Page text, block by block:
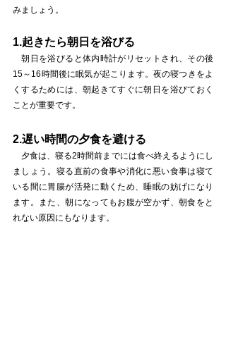
みましょう。
1.起きたら朝日を浴びる
朝日を浴びると体内時計がリセットされ、その後
15～16時間後に眠気が起こります。夜の寝つきをよ
くするためには、朝起きてすぐに朝日を浴びておく
ことが重要です。
2.遅い時間の夕食を避ける
夕食は、寝る2時間前までには食べ終えるようにし
ましょう。寝る直前の食事や消化に悪い食事は寝て
いる間に胃腸が活発に動くため、睡眠の妨げになり
ます。また、朝になってもお腹が空かず、朝食をと
れない原因にもなります。